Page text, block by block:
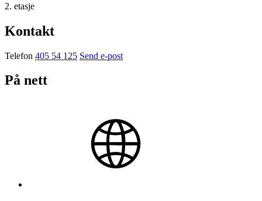
2. etasje
Kontakt
Telefon 405 54 125 Send e-post
På nett